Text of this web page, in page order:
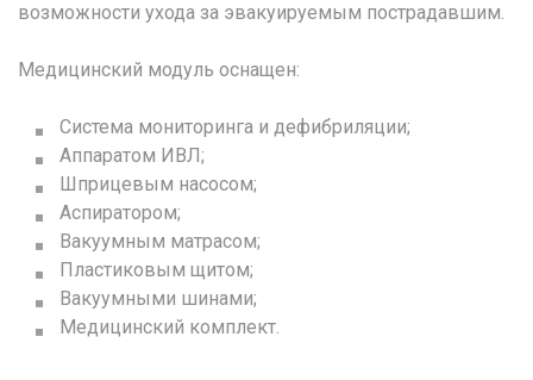
возможности ухода за эвакуируемым пострадавшим.
Медицинский модуль оснащен:
Система мониторинга и дефибриляции;
Аппаратом ИВЛ;
Шприцевым насосом;
Аспиратором;
Вакуумным матрасом;
Пластиковым щитом;
Вакуумными шинами;
Медицинский комплект.